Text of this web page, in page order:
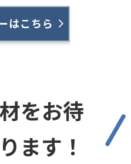
はこちら
をお待
ます！